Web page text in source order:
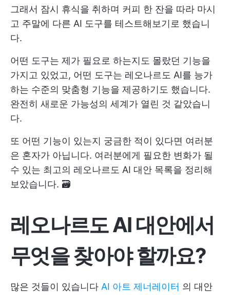
그래서 잠시 휴식을 취하며 커피 한 잔을 따라 마시
고 주말에 다른 AI 도구를 테스트해보기로 했습니
다.
어떤 도구는 제가 필요로 하는지도 몰랐던 기능을
가지고 있었고, 어떤 도구는 레오나르도 AI를 능가
하는 수준의 맞춤형 기능을 제공하기도 했습니다.
완전히 새로운 가능성의 세계가 열린 것 같았습니
다.
또 어떤 기능이 있는지 궁금한 적이 있다면 여러분
은 혼자가 아닙니다. 여러분에게 필요한 변화가 될
수 있는 최고의 레오나르도 AI 대안 목록을 정리해
보았습니다. 🗃️
레오나르도 AI 대안에서
무엇을 찾아야 할까요?
많은 것들이 있습니다 AI 아트 제너레이터 의 대안